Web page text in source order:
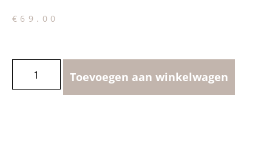
€ 69.00
Toevoegen aan winkelwagen